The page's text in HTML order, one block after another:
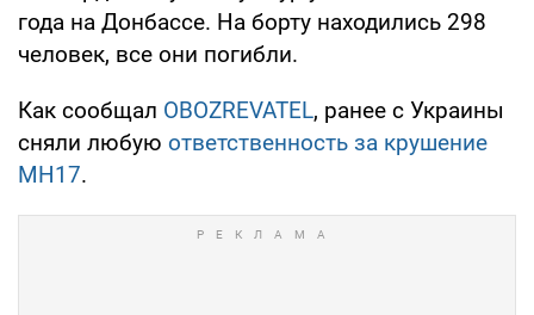
года на Донбассе. На борту находились 298
человек, все они погибли.
Как сообщал OBOZREVATEL, ранее с Украины
сняли любую ответственность за крушение
MH17.